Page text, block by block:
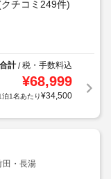
チコミ249件)
計/税・手数料込
¥68,999
泊1名あたり¥34,500
田・長湯